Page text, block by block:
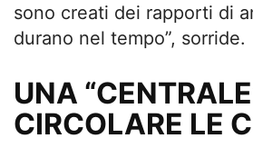
sono creati dei rapporti di
durano nel tempo”, sorride.
UNA
CIRCOLARE LE